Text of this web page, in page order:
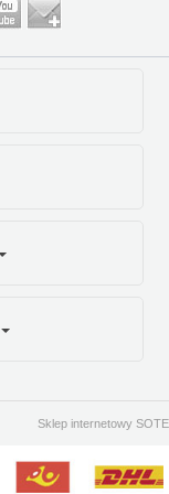
Sklep internetowy SOTE